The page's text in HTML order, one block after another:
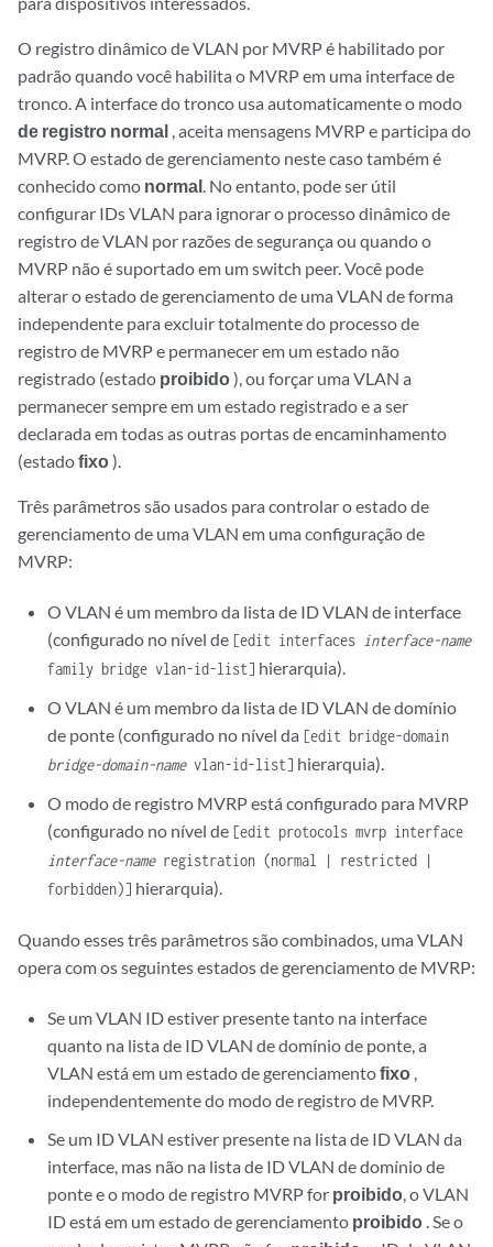
O registro dinâmico de VLAN por MVRP é habilitado por
padrão quando você habilita o MVRP em uma interface de
tronco. A interface do tronco usa automaticamente o modo
de registro normal , aceita mensagens MVRP e participa do
MVRP. O estado de gerenciamento neste caso também é
conhecido como normal. No entanto, pode ser útil
configurar IDs VLAN para ignorar o processo dinâmico de
registro de VLAN por razões de segurança ou quando o
MVRP não é suportado em um switch peer. Você pode
alterar o estado de gerenciamento de uma VLAN de forma
independente para excluir totalmente do processo de
registro de MVRP e permanecer em um estado não
registrado (estado proibido), ou forçar uma VLAN a
permanecer sempre em um estado registrado e a ser
declarada em todas as outras portas de encaminhamento
(estadofixo).
Três parâmetros são usados para controlar o estado de
gerenciamento de uma VLAN em uma configuração de
MVRP:
O VLAN é um membro da lista de ID VLAN de interface
(configurado no nível de [edit interfaces interface-name
family bridge vlan-id-list] hierarquia).
O VLAN é um membro da lista de ID VLAN de domínio
de ponte (configurado no nível da [edit bridge-domain
bridge-domain-namevlan-id-list] hierarquia).
O modo de registro MVRP está configurado para MVRP
(configurado no nível de [edit protocols mvrp interface
interface-nameregistration (normal | restricted |
forbidden)] hierarquia).
Quando esses três parâmetros são combinados, uma VLAN
opera com os seguintes estados de gerenciamento de MVRP:
Se um VLAN ID estiver presente tanto na interface
quanto na lista de ID VLAN de domínio de ponte, a
VLAN está em um estado de gerenciamentofixo ,
independentemente do modo de registro de MVRP.
Se um ID VLAN estiver presente na lista de ID VLAN da
interface, mas não na lista de ID VLAN de domínio de
ponte e o modo de registro MVRP for proibido, o VLAN
ID está em um estado de gerenciamento proibido . Se o